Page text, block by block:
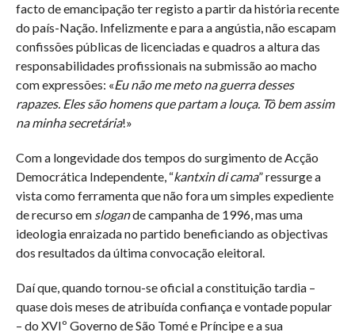
facto de emancipação ter registo a partir da história recente
do país-Nação. Infelizmente e para a angústia, não escapam
confissões públicas de licenciadas e quadros a altura das
responsabilidades profissionais na submissão ao macho
com expressões: «Eu não me meto na guerra desses
rapazes. Eles são homens que partam a louça. Tô bem assim
na minha secretária!»
Com a longevidade dos tempos do surgimento de Acção
Democrática Independente, “kantxin di cama” ressurge a
vista como ferramenta que não fora um simples expediente
de recurso em slogande campanha de 1996, mas uma
ideologia enraizada no partido beneficiando as objectivas
dos resultados da última convocação eleitoral.
Daí que, quando tornou-se oficial a constituição tardia –
quase dois meses de atribuída confiança e vontade popular
– do XVIº Governo de São Tomé e Príncipe e a sua